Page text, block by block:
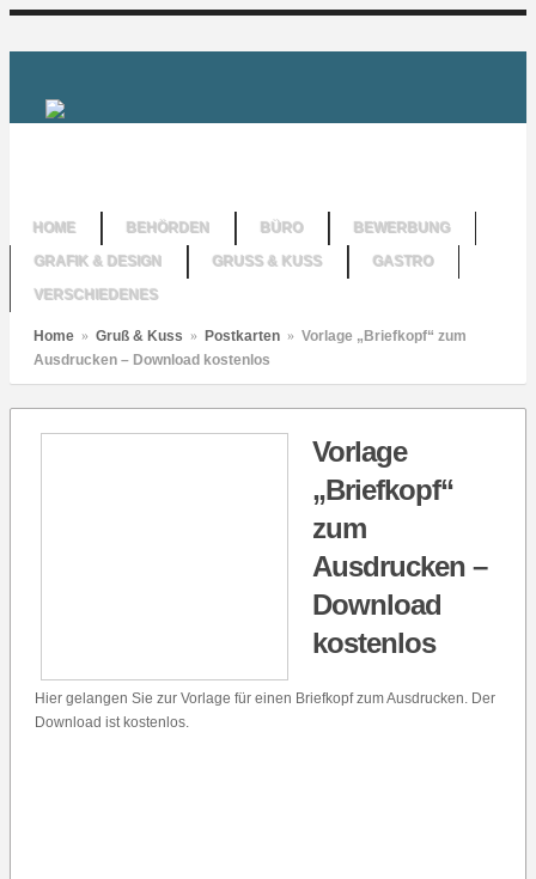
HOME BEHÖRDEN BÜRO
BEWERBUNG
GRAFIK & DESIGN
GRUSS & KUSS
GASTRO
VERSCHIEDENES
Home » Gruß & Kuss » Postkarten » Vorlage „Briefkopf“ zum
Ausdrucken – Download kostenlos
Vorlage
„Briefkopf“
zum
Ausdrucken –
Download
kostenlos
Hier gelangen Sie zur Vorlage für einen Briefkopf zum Ausdrucken. Der
Download ist kostenlos.